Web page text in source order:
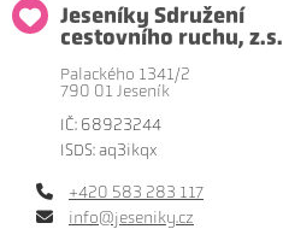
Jeseníky Sdružení
cestovního ruchu, z.s.
Palackého 1341/2
790 01 Jeseník
IČ: 68923244
ISDS: aq3ikqx
+420 583 283 117
info@jeseniky.cz